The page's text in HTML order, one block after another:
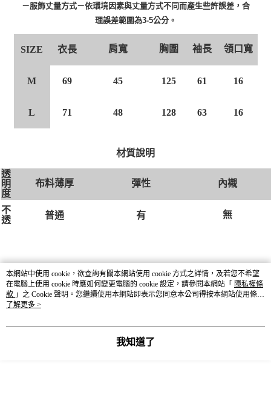
－服飾丈量方式－依環境因素與丈量方式不同而產生些許誤差，合
理誤差範圍為3-5公分。
SIZE 衣長 肩寬 胸圍 袖長 領口寬
M 69 45 125 61 16
L 71 48 128 63 16
材質說明
透
明
度
布料薄厚 彈性 內襯
不
透
普通 有 無
DETAIL
貨號 636440
本網站中使用 cookie，欲查詢有關本網站使用 cookie 方式之詳情，及若您不希望
在電腦上使用 cookie 時應如何變更電腦的 cookie 設定，請參閱本網站「 隱私權條
款 」之 Cookie 聲明。您繼續使用本網站即表示您同意本公司得按本網站使用條款
之 Cookie 聲明使用 cookie。
了解更多 >
我知道了